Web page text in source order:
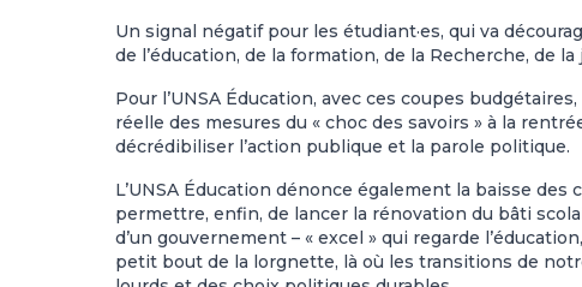
Un signal négatif pour les étudiant·es, qui va
de l’éducation, de la formation, de la Recherche, de
Pour l’UNSA Éducation, avec ces coupes
réelle des mesures du « choc des savoirs » à la
décrédibiliser l’action publique et la parole politique.
L’UNSA Éducation dénonce également la baisse
permettre, enfin, de lancer la rénovation du bâti
d’un gouvernement – « excel » qui regarde
petit bout de la lorgnette, là où les transitions de